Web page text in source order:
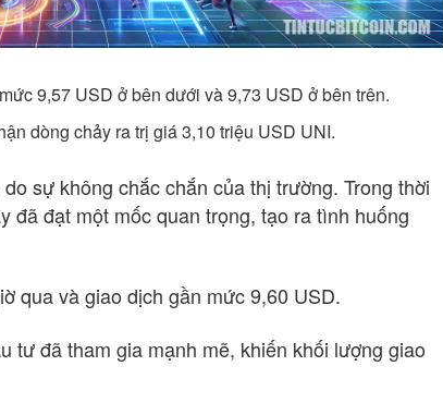
9,57 USD ở bên dưới và 9,73 USD ở bên trên.
dòng chảy ra trị giá 3,10 triệu USD UNI.
sự không chắc chắn của thị trường. Trong thời
đã đạt một mốc quan trọng, tạo ra tình huống
qua và giao dịch gần mức 9,60 USD.
tư đã tham gia mạnh mẽ, khiến khối lượng giao